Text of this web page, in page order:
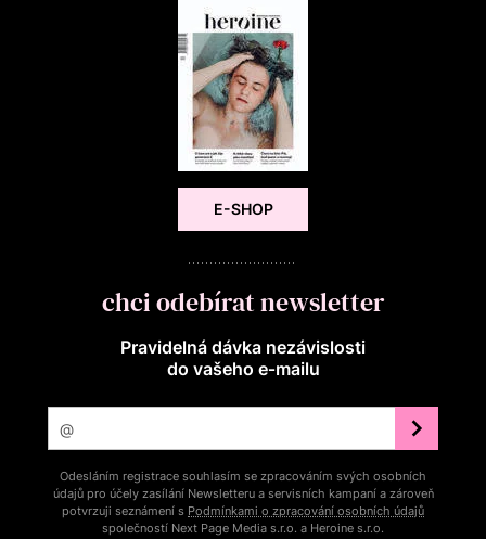
E-SHOP
chci odebírat newsletter
Pravidelná dávka nezávislosti
do vašeho e‑mailu
Odesláním registrace souhlasím se zpracováním svých osobních
údajů pro účely zasílání Newsletteru a servisních kampaní a zároveň
potvrzuji seznámení s Podmínkami o zpracování osobních údajů
společností Next Page Media s.r.o. a Heroine s.r.o.